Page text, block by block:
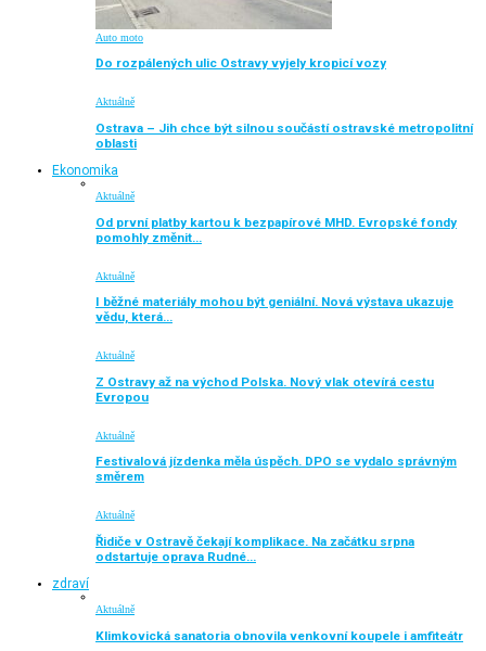
Auto moto
Do rozpálených ulic Ostravy vyjely kropicí vozy
Aktuálně
Ostrava – Jih chce být silnou součástí ostravské metropolitní
oblasti
Ekonomika
Aktuálně
Od první platby kartou k bezpapírové MHD. Evropské fondy
pomohly změnit…
Aktuálně
I běžné materiály mohou být geniální. Nová výstava ukazuje
vědu, která…
Aktuálně
Z Ostravy až na východ Polska. Nový vlak otevírá cestu
Evropou
Aktuálně
Festivalová jízdenka měla úspěch. DPO se vydalo správným
směrem
Aktuálně
Řidiče v Ostravě čekají komplikace. Na začátku srpna
odstartuje oprava Rudné…
zdraví
Aktuálně
Klimkovická sanatoria obnovila venkovní koupele i amfiteátr